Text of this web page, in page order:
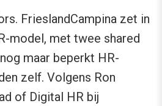
FrieslandCampina zet in
model, met twee shared
maar beperkt HR-
zelf. Volgens Ron
of Digital HR bij